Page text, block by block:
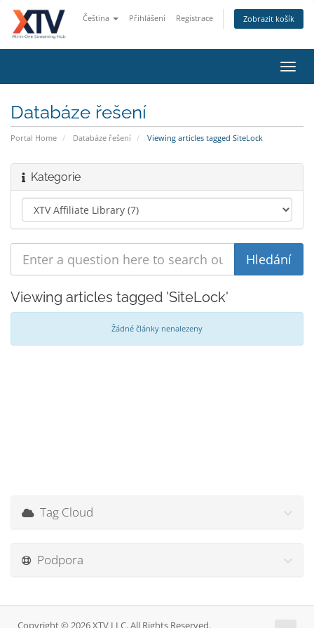
Čeština Přihlášení Registrace Zobrazit košík
Databáze řešení
Portal Home Databáze řešení Viewing articles tagged SiteLock
Kategorie
Viewing articles tagged 'SiteLock'
Žádné články nenalezeny
Tag Cloud
Podpora
Copyright © 2026 XTV LLC. All Rights Reserved.